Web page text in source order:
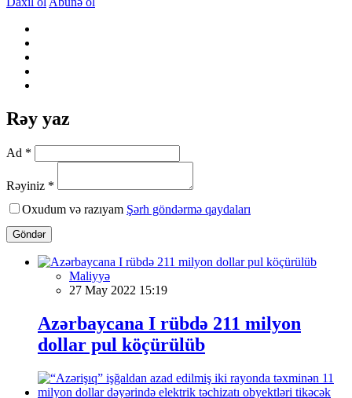
Rəy yaz
Ad *
Rəyiniz *
Oxudum və razıyam Şərh göndərmə qaydaları
Göndər
Maliyyə
27 May 2022 15:19
Azərbaycana I rübdə 211 milyon
dollar pul köçürülüb